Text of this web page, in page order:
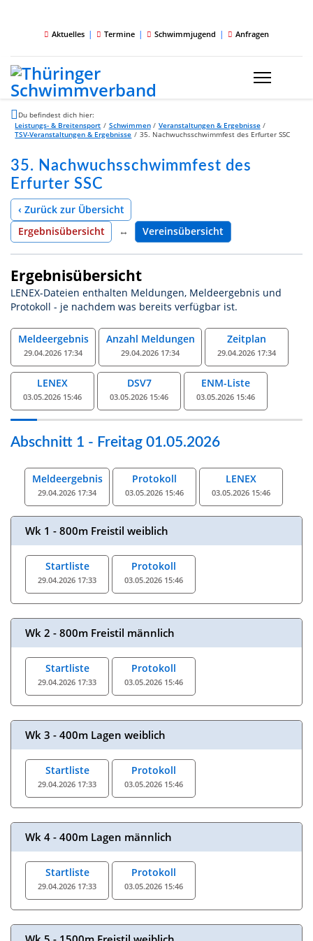
Aktuelles | Termine | Schwimmjugend | Anfragen
Du befindest dich hier:
Leistungs- & Breitensport / Schwimmen / Veranstaltungen & Ergebnisse /
TSV-Veranstaltungen & Ergebnisse / 35. Nachwuchsschwimmfest des Erfurter SSC
35. Nachwuchsschwimmfest des
Erfurter SSC
‹ Zurück zur Übersicht
Ergebnisübersicht
↔ Vereinsübersicht
Ergebnisübersicht
LENEX-Dateien enthalten Meldungen, Meldeergebnis und
Protokoll - je nachdem was bereits verfügbar ist.
Meldeergebnis
29.04.2026 17:34
Anzahl Meldungen
29.04.2026 17:34
Zeitplan
29.04.2026 17:34
LENEX
03.05.2026 15:46
DSV7
03.05.2026 15:46
ENM-Liste
03.05.2026 15:46
Abschnitt 1 - Freitag 01.05.2026
Meldeergebnis
29.04.2026 17:34
Protokoll
03.05.2026 15:46
LENEX
03.05.2026 15:46
Wk 1 - 800m Freistil weiblich
Startliste
29.04.2026 17:33
Protokoll
03.05.2026 15:46
Wk 2 - 800m Freistil männlich
Startliste
29.04.2026 17:33
Protokoll
03.05.2026 15:46
Wk 3 - 400m Lagen weiblich
Startliste
29.04.2026 17:33
Protokoll
03.05.2026 15:46
Wk 4 - 400m Lagen männlich
Startliste
29.04.2026 17:33
Protokoll
03.05.2026 15:46